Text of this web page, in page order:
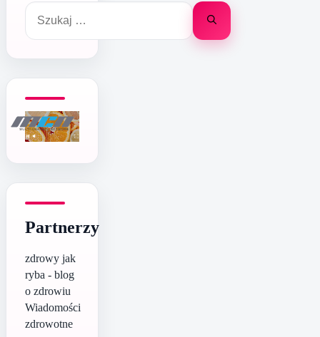
Szukaj:
Partnerzy
zdrowy jak
ryba - blog
o zdrowiu
Wiadomości
zdrowotne